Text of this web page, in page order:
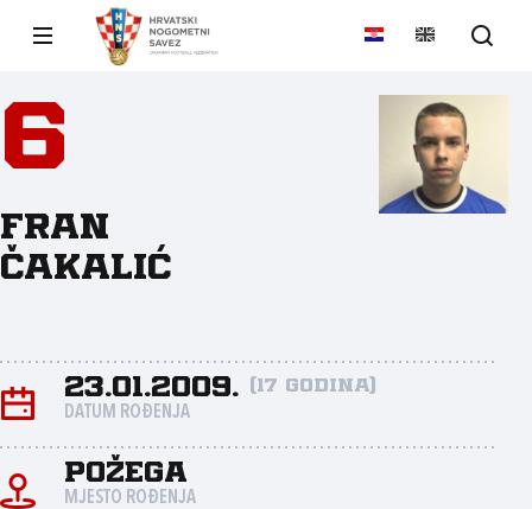
6
Fran
Čakalić
23.01.2009. (17 godina)
DATUM ROĐENJA
Požega
MJESTO ROĐENJA